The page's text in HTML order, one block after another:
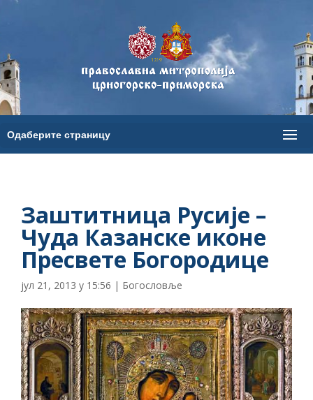
Заштитница Русије –
Чуда Казанске иконе
Пресвете Богородице
јул 21, 2013 у 15:56 | Богословље